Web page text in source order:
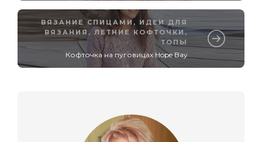
ВЯЗАНИЕ СПИЦАМИ , ИДЕИ ДЛЯ
ВЯЗАНИЯ ,ЛЕТНИЕ КОФТОЧКИ,
ТОПЫ
Кофточка на пуговицах Hope Bay